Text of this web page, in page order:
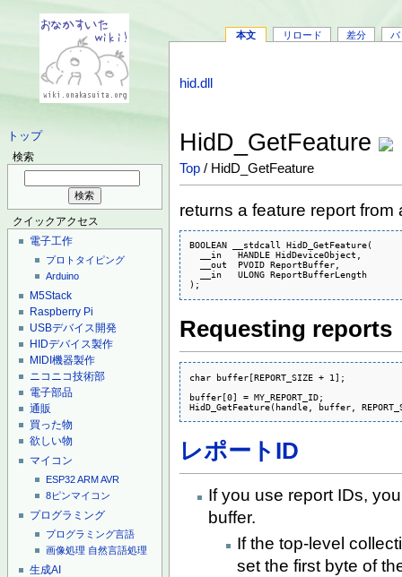
トップ
検索
クイックアクセス
電子工作
プロトタイピング
Arduino
M5Stack
Raspberry Pi
USBデバイス開発
HIDデバイス製作
MIDI機器製作
ニコニコ技術部
電子部品
通販
買った物
欲しい物
マイコン
ESP32ARMAVR
8ピンマイコン
プログラミング
プログラミング言語
画像処理 自然言語処理
生成AI
本文 リロード 差分 バ
hid.dll
HidD_GetFeature
Top / HidD_GetFeature
returns a feature report
BOOLEAN __stdcall HidD_GetFeature(
  __in   HANDLE HidDeviceObject,
  __out  PVOID ReportBuffer,
  __in   ULONG ReportBufferLength
);
Requesting reports
char buffer[REPORT_SIZE + 1];
buffer[0] = MY_REPORT_ID;
HidD_GetFeature(handle, buffer,
レポートID
If you use report IDs,
buffer.
If the top-level
set the first byte of